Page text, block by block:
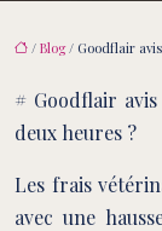
/ Blog/ Goodflair avis
# Goodflair
deux heures ?
Les frais
avec une